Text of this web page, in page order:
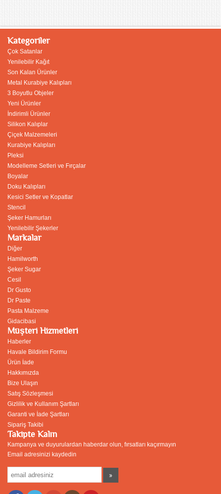
Kategoriler
Çok Satanlar
Yenilebilir Kağıt
Son Kalan Ürünler
Metal Kurabiye Kalıpları
3 Boyutlu Objeler
Yeni Ürünler
İndirimli Ürünler
Silikon Kalıplar
Çiçek Malzemeleri
Kurabiye Kalıpları
Pleksi
Modelleme Setleri ve Fırçalar
Boyalar
Doku Kalıpları
Kesici Setler ve Kopatlar
Stencil
Şeker Hamurları
Yenilebilir Şekerler
Markalar
Diğer
Hamilworth
Şeker Sugar
Cesil
Dr Gusto
Dr Paste
Pasta Malzeme
Gidacibasi
Müşteri Hizmetleri
Haberler
Havale Bildirim Formu
Ürün İade
Hakkımızda
Bize Ulaşın
Satış Sözleşmesi
Gizlilik ve Kullanım Şartları
Garanti ve İade Şartları
Sipariş Takibi
Takipte Kalın
Kampanya ve duyurulardan haberdar olun, fırsatları kaçırmayın
Email adresinizi kaydedin